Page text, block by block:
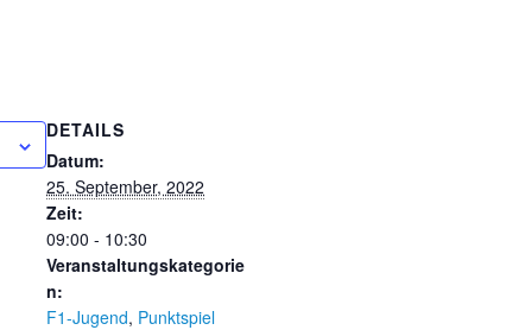
DETAILS
Datum:
25. September, 2022
Zeit:
09:00 - 10:30
Veranstaltungskategorie
n:
F1-Jugend, Punktspiel